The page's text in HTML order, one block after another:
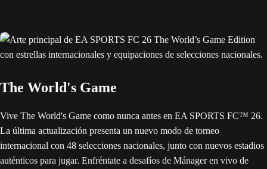
The World's Game
Vive The World's Game como nunca antes en EA SPORTS FC™ 26.
La última actualización presenta un nuevo modo de torneo
internacional con 48 selecciones nacionales, junto con nuevos estadios
auténticos para jugar. Enfréntate a desafíos de Mánager en vivo de